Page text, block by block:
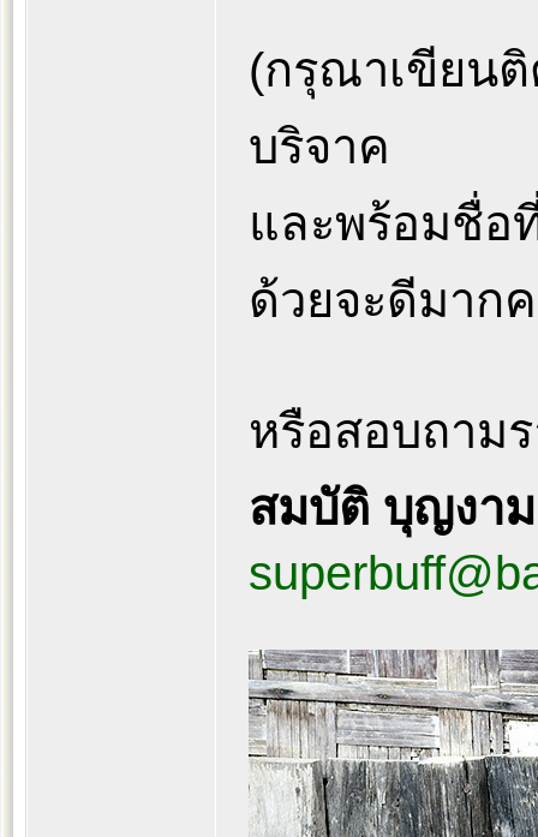
(กรุณาเขียน
บริจาค
และพร้อมชื่อ
ด้วยจะดีมาก
หรือสอบถาม
สมบัติ บุญงา